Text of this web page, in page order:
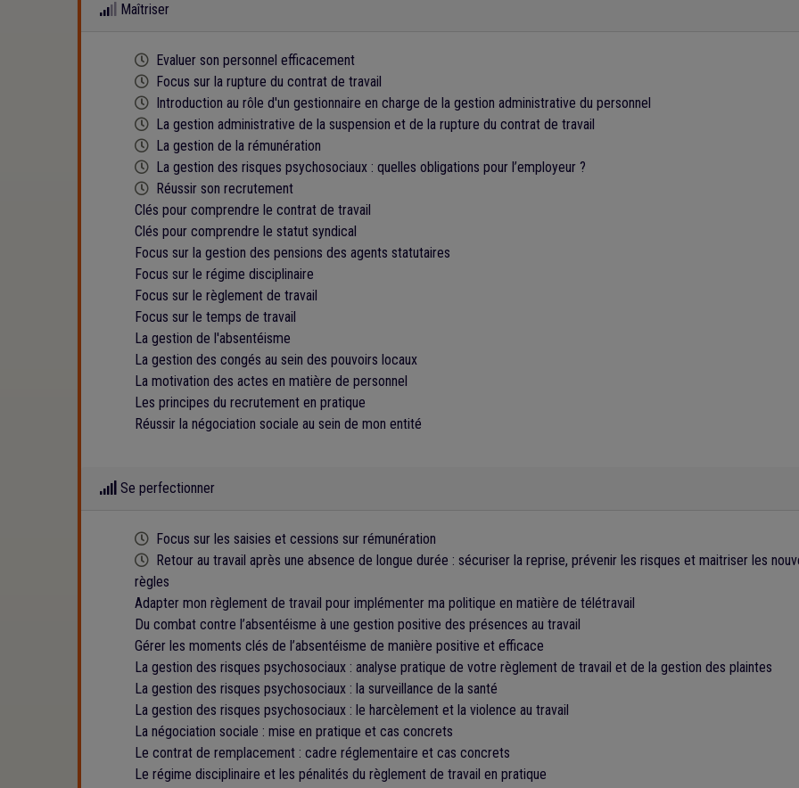
Maîtriser
Cette formation est programmée
Evaluer son personnel efficacement
Cette formation est programmée
Focus sur la rupture du contrat de travail
Cette formation est programmée
Introduction au rôle d'un gestionnaire en charge de la gestion administrative du personnel
Cette formation est programmée
La gestion administrative de la suspension et de la rupture du contrat de travail
Cette formation est programmée
La gestion de la rémunération
Cette formation est programmée
La gestion des risques psychosociaux : quelles obligations pour l’employeur ?
Cette formation est programmée
Réussir son recrutement
Clés pour comprendre le contrat de travail
Clés pour comprendre le statut syndical
Focus sur la gestion des pensions des agents statutaires
Focus sur le régime disciplinaire
Focus sur le règlement de travail
Focus sur le temps de travail
La gestion de l'absentéisme
La gestion des congés au sein des pouvoirs locaux
La motivation des actes en matière de personnel
Les principes du recrutement en pratique
Réussir la négociation sociale au sein de mon entité
Se perfectionner
Cette formation est programmée
Focus sur les saisies et cessions sur rémunération
Cette formation est programmée
Retour au travail après une absence de longue durée : sécuriser la reprise, prévenir les risques et maitriser les
règles
Adapter mon règlement de travail pour implémenter ma politique en matière de télétravail
Du combat contre l’absentéisme à une gestion positive des présences au travail
Gérer les moments clés de l’absentéisme de manière positive et efficace
La gestion des risques psychosociaux : analyse pratique de votre règlement de travail et de la gestion des plaintes
La gestion des risques psychosociaux : la surveillance de la santé
La gestion des risques psychosociaux : le harcèlement et la violence au travail
La négociation sociale : mise en pratique et cas concrets
Le contrat de remplacement : cadre réglementaire et cas concrets
Le régime disciplinaire et les pénalités du règlement de travail en pratique